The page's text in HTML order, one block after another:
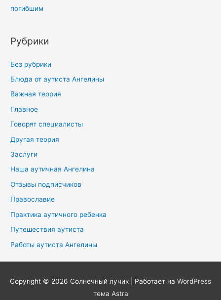
погибшим
Рубрики
Без рубрики
Блюда от аутиста Ангелины
Важная теория
Главное
Говорят специалисты
Другая теория
Заслуги
Наша аутичная Ангелина
Отзывы подписчиков
Православие
Практика аутичного ребенка
Путешествия аутиста
Работы аутиста Ангелины
Copyright © 2026 Солнечный лучик | Работает на WordPress
тема Astra